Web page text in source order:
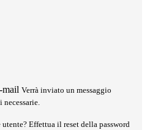
mail Verrà inviato un messaggio
Effettua il reset della password